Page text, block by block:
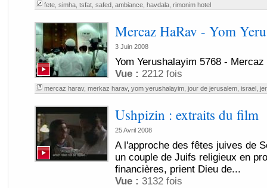
fete, simha, tsfat, safed, ambiance, havdala, rimonim hotel
Mercaz HaRav - Yom
3 Juin 2008
Yom Yerushalayim 5768 - Mercaz
Vue : 2212 fois
mercaz harav, merkaz harav, yom yerushalayim, jour de jerusalem, israel,
Ushpizin : extraits du film
25 Avril 2008
A l'approche des fêtes juives de
un couple de Juifs religieux en
financières, prient Dieu de...
Vue : 3132 fois